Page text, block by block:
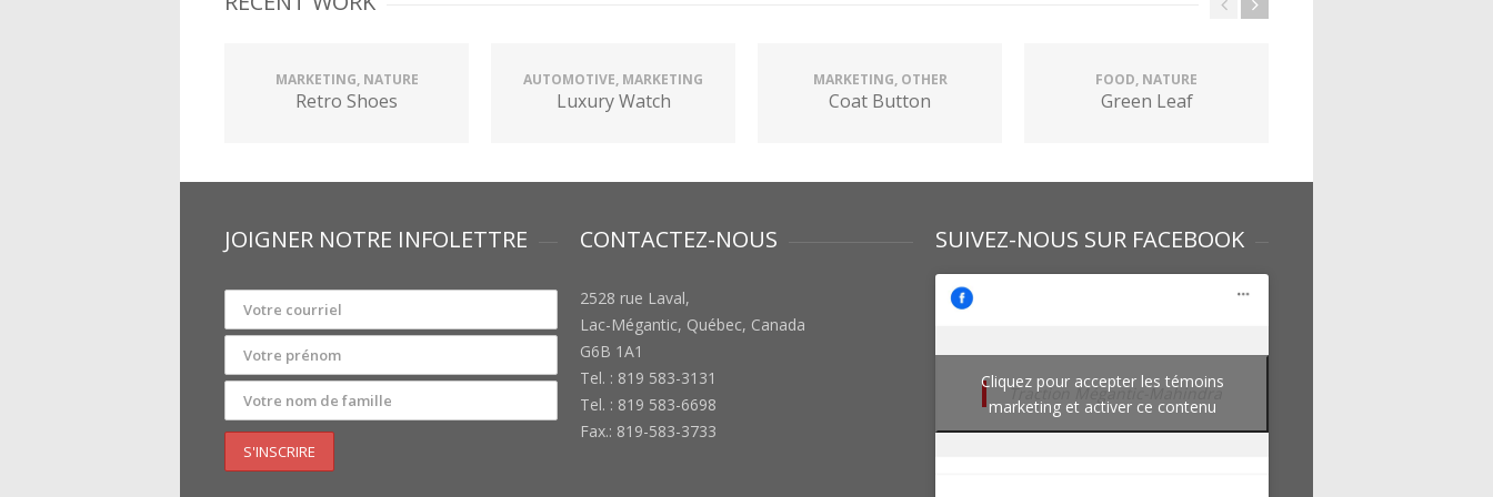
MARKETING, NATURE
Retro Shoes
AUTOMOTIVE, MARKETING
Luxury Watch
MARKETING, OTHER
Coat Button
FOOD, NATURE
Green Leaf
JOIGNER NOTRE INFOLETTRE CONTACTEZ-NOUS
2528 rue Laval,
Lac-Mégantic, Québec, Canada
G6B 1A1
Tel. : 819 583-3131
Tel. : 819 583-6698
Fax.: 819-583-3733
SUIVEZ-NOUS SUR FACEBOOK
Traction Mégantic-Mahindra
Cliquez pour accepter les témoins
marketing et activer ce contenu